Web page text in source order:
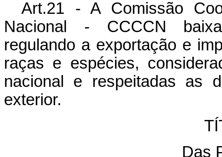
Art.21 - A Comissão
Nacional - CCCCN
regulando a exportação e
raças e espécies,
nacional e respeitadas as
exterior.
Das